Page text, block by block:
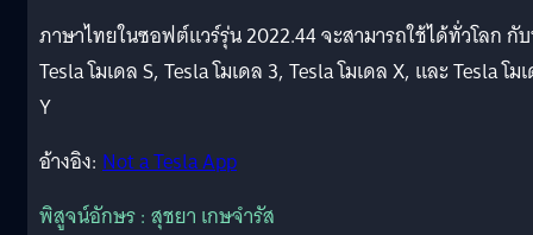
ภาษาไทยในซอฟต์แวร์รุ่น 2022.44 จะสามารถใช้ได้ทั่วโลก กั
Tesla โมเดล S, Tesla โมเดล 3, Tesla โมเดล X, และ Tesla โม
Y
อ้างอิง: Not a Tesla App
พิสูจน์อักษร : สุชยา เกษจำรัส